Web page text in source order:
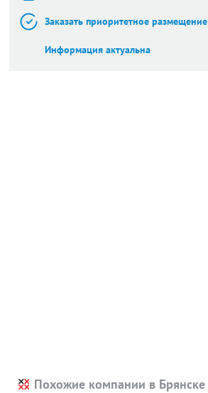
Заказать приоритетное размещение
Информация актуальна
Похожие компании в Брянске